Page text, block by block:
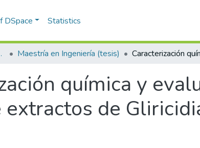
DSpace Statistics
Maestría en Ingeniería (tesis)
química y
de